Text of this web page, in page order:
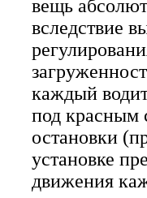
вещь
вследствие
каждый
под красным
остановки
установке
движения